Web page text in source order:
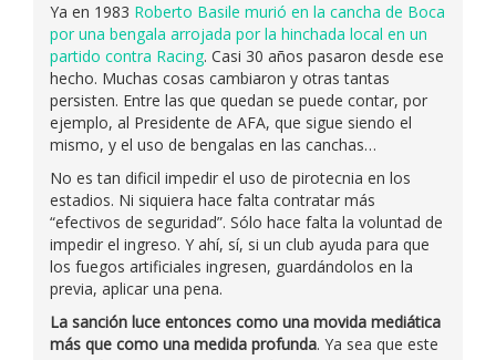
Ya en 1983 Roberto Basile murió en la cancha de Boca
por una bengala arrojada por la hinchada local en un
partido contra Racing. Casi 30 años pasaron desde ese
hecho. Muchas cosas cambiaron y otras tantas
persisten. Entre las que quedan se puede contar, por
ejemplo, al Presidente de AFA, que sigue siendo el
mismo, y el uso de bengalas en las canchas…
No es tan dificil impedir el uso de pirotecnia en los
estadios. Ni siquiera hace falta contratar más
“efectivos de seguridad”. Sólo hace falta la voluntad de
impedir el ingreso. Y ahí, sí, si un club ayuda para que
los fuegos artificiales ingresen, guardándolos en la
previa, aplicar una pena.
La sanción luce entonces como una movida mediática
más que como una medida profunda. Ya sea que este